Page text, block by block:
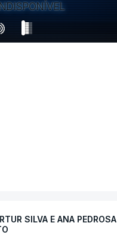
SILVA E ANA PEDROSA